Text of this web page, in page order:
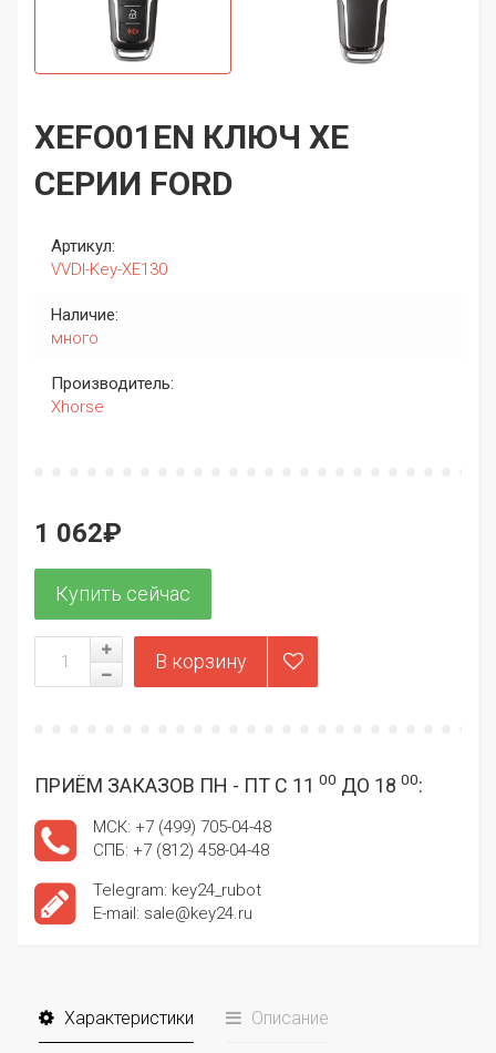
XEFO01EN КЛЮЧ XE
СЕРИИ FORD
Артикул:
VVDI-Key-XE130
Наличие:
много
Производитель:
Xhorse
1 062₽
ПРИЁМ ЗАКАЗОВ ПН - ПТ С 11 00 ДО 18 00:
МСК: +7 (499) 705-04-48
СПБ: +7 (812) 458-04-48
Telegram: key24_rubot
E-mail: sale@key24.ru
Характеристики Описание